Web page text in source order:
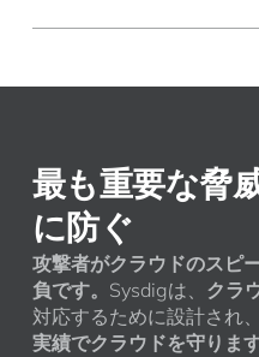
最も重要な脅
に防ぐ
攻撃者がクラウドのスピ
負です。 Sysdigは、 クラ
対応するために設計され
実績でクラウドを守ります